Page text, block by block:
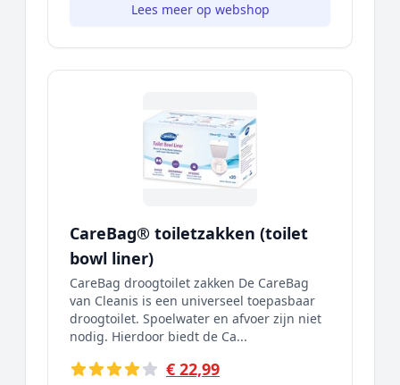
Lees meer op webshop
CareBag® toiletzakken (toilet
bowl liner)
CareBag droogtoilet zakken De CareBag
van Cleanis is een universeel toepasbaar
droogtoilet. Spoelwater en afvoer zijn niet
nodig. Hierdoor biedt de Ca...
€ 22,99